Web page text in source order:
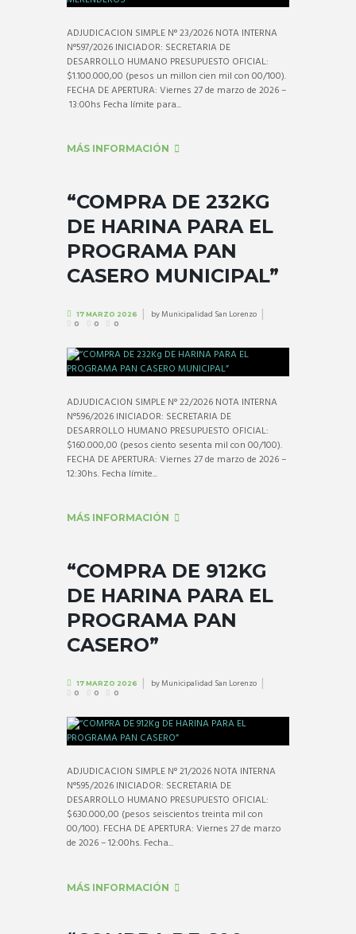
ADJUDICACION SIMPLE N° 23/2026 NOTA INTERNA
N°597/2026 INICIADOR: SECRETARIA DE
DESARROLLO HUMANO PRESUPUESTO OFICIAL:
$1.100.000,00 (pesos un millon cien mil con 00/100).
FECHA DE APERTURA: Viernes 27 de marzo de 2026 –
13:00hs Fecha límite para...
MÁS INFORMACIÓN
“COMPRA DE 232KG
DE HARINA PARA EL
PROGRAMA PAN
CASERO MUNICIPAL”
17 MARZO 2026 byMunicipalidad San Lorenzo
0 0 0
ADJUDICACION SIMPLE N° 22/2026 NOTA INTERNA
N°596/2026 INICIADOR: SECRETARIA DE
DESARROLLO HUMANO PRESUPUESTO OFICIAL:
$160.000,00 (pesos ciento sesenta mil con 00/100).
FECHA DE APERTURA: Viernes 27 de marzo de 2026 –
12:30hs. Fecha límite...
MÁS INFORMACIÓN
“COMPRA DE 912KG
DE HARINA PARA EL
PROGRAMA PAN
CASERO”
17 MARZO 2026 byMunicipalidad San Lorenzo
0 0 0
ADJUDICACION SIMPLE N° 21/2026 NOTA INTERNA
N°595/2026 INICIADOR: SECRETARIA DE
DESARROLLO HUMANO PRESUPUESTO OFICIAL:
$630.000,00 (pesos seiscientos treinta mil con
00/100). FECHA DE APERTURA: Viernes 27 de marzo
de 2026 – 12:00hs. Fecha...
MÁS INFORMACIÓN